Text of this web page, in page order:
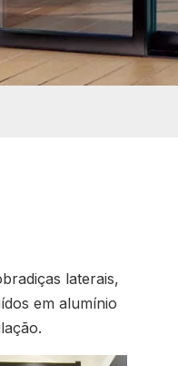
laterais,
em alumínio